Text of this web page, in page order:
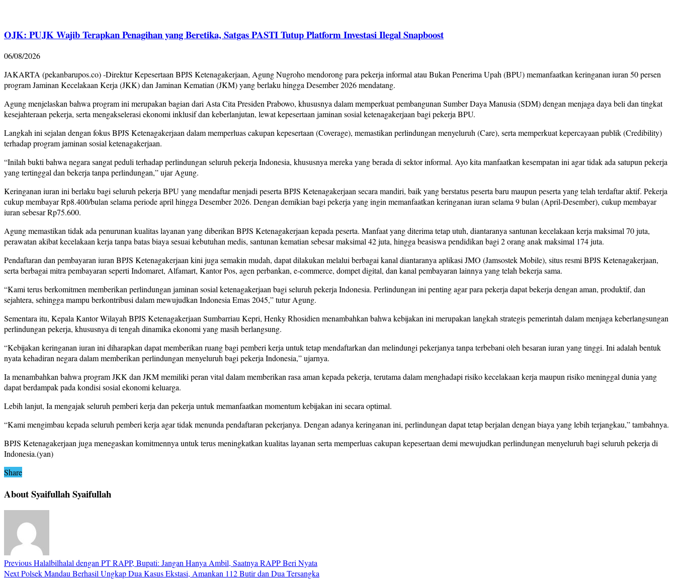
OJK: PUJK Wajib Terapkan Penagihan yang Beretika, Satgas PASTI Tutup Platform Investasi Ilegal Snapboost
06/08/2026
JAKARTA (pekanbarupos.co) -Direktur Kepesertaan BPJS Ketenagakerjaan, Agung Nugroho mendorong para pekerja informal atau Bukan Penerima Upah (BPU) memanfaatkan keringanan iuran 50 persen
program Jaminan Kecelakaan Kerja (JKK) dan Jaminan Kematian (JKM) yang berlaku hingga Desember 2026 mendatang.
Agung menjelaskan bahwa program ini merupakan bagian dari Asta Cita Presiden Prabowo, khususnya dalam memperkuat pembangunan Sumber Daya Manusia (SDM) dengan menjaga daya beli dan tingkat
kesejahteraan pekerja, serta mengakselerasi ekonomi inklusif dan keberlanjutan, lewat kepesertaan jaminan sosial ketenagakerjaan bagi pekerja BPU.
Langkah ini sejalan dengan fokus BPJS Ketenagakerjaan dalam memperluas cakupan kepesertaan (Coverage), memastikan perlindungan menyeluruh (Care), serta memperkuat kepercayaan publik (Credibility)
terhadap program jaminan sosial ketenagakerjaan.
“Inilah bukti bahwa negara sangat peduli terhadap perlindungan seluruh pekerja Indonesia, khususnya mereka yang berada di sektor informal. Ayo kita manfaatkan kesempatan ini agar tidak ada satupun pekerja
yang tertinggal dan bekerja tanpa perlindungan,” ujar Agung.
Keringanan iuran ini berlaku bagi seluruh pekerja BPU yang mendaftar menjadi peserta BPJS Ketenagakerjaan secara mandiri, baik yang berstatus peserta baru maupun peserta yang telah terdaftar aktif. Pekerja
cukup membayar Rp8.400/bulan selama periode april hingga Desember 2026. Dengan demikian bagi pekerja yang ingin memanfaatkan keringanan iuran selama 9 bulan (April-Desember), cukup membayar
iuran sebesar Rp75.600.
Agung memastikan tidak ada penurunan kualitas layanan yang diberikan BPJS Ketenagakerjaan kepada peserta. Manfaat yang diterima tetap utuh, diantaranya santunan kecelakaan kerja maksimal 70 juta,
perawatan akibat kecelakaan kerja tanpa batas biaya sesuai kebutuhan medis, santunan kematian sebesar maksimal 42 juta, hingga beasiswa pendidikan bagi 2 orang anak maksimal 174 juta.
Pendaftaran dan pembayaran iuran BPJS Ketenagakerjaan kini juga semakin mudah, dapat dilakukan melalui berbagai kanal diantaranya aplikasi JMO (Jamsostek Mobile), situs resmi BPJS Ketenagakerjaan,
serta berbagai mitra pembayaran seperti Indomaret, Alfamart, Kantor Pos, agen perbankan, e-commerce, dompet digital, dan kanal pembayaran lainnya yang telah bekerja sama.
“Kami terus berkomitmen memberikan perlindungan jaminan sosial ketenagakerjaan bagi seluruh pekerja Indonesia. Perlindungan ini penting agar para pekerja dapat bekerja dengan aman, produktif, dan
sejahtera, sehingga mampu berkontribusi dalam mewujudkan Indonesia Emas 2045,” tutur Agung.
Sementara itu, Kepala Kantor Wilayah BPJS Ketenagakerjaan Sumbarriau Kepri, Henky Rhosidien menambahkan bahwa kebijakan ini merupakan langkah strategis pemerintah dalam menjaga keberlangsungan
perlindungan pekerja, khususnya di tengah dinamika ekonomi yang masih berlangsung.
“Kebijakan keringanan iuran ini diharapkan dapat memberikan ruang bagi pemberi kerja untuk tetap mendaftarkan dan melindungi pekerjanya tanpa terbebani oleh besaran iuran yang tinggi. Ini adalah bentuk
nyata kehadiran negara dalam memberikan perlindungan menyeluruh bagi pekerja Indonesia,” ujarnya.
Ia menambahkan bahwa program JKK dan JKM memiliki peran vital dalam memberikan rasa aman kepada pekerja, terutama dalam menghadapi risiko kecelakaan kerja maupun risiko meninggal dunia yang
dapat berdampak pada kondisi sosial ekonomi keluarga.
Lebih lanjut, Ia mengajak seluruh pemberi kerja dan pekerja untuk memanfaatkan momentum kebijakan ini secara optimal.
“Kami mengimbau kepada seluruh pemberi kerja agar tidak menunda pendaftaran pekerjanya. Dengan adanya keringanan ini, perlindungan dapat tetap berjalan dengan biaya yang lebih terjangkau,” tambahnya.
BPJS Ketenagakerjaan juga menegaskan komitmennya untuk terus meningkatkan kualitas layanan serta memperluas cakupan kepesertaan demi mewujudkan perlindungan menyeluruh bagi seluruh pekerja di
Indonesia.(yan)
Share
About Syaifullah Syaifullah
PreviousHalalbilhalal dengan PT RAPP, Bupati: Jangan Hanya Ambil, Saatnya RAPP Beri Nyata
NextPolsek Mandau Berhasil Ungkap Dua Kasus Ekstasi, Amankan 112 Butir dan Dua Tersangka